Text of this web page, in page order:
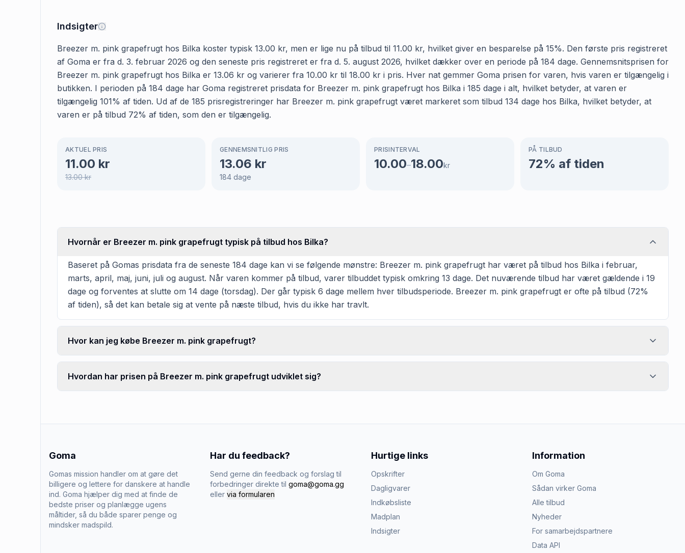
Indsigter
Breezer m. pink grapefrugt hos Bilka koster typisk 13.00 kr, men er lige nu på tilbud til 11.00 kr, hvilket giver en besparelse på 15%. Den første pris registreret
af Goma er fra d. 3. februar 2026 og den seneste pris registreret er fra d. 5. august 2026, hvilket dækker over en periode på 184 dage. Gennemsnitsprisen for
Breezer m. pink grapefrugt hos Bilka er 13.06 kr og varierer fra 10.00 kr til 18.00 kr i pris. Hver nat gemmer Goma prisen for varen, hvis varen er tilgængelig i
butikken. I perioden på 184 dage har Goma registreret prisdata for Breezer m. pink grapefrugt hos Bilka i 185 dage i alt, hvilket betyder, at varen er
tilgængelig 101% af tiden. Ud af de 185 prisregistreringer har Breezer m. pink grapefrugt været markeret som tilbud 134 dage hos Bilka, hvilket betyder, at
varen er på tilbud 72% af tiden, som den er tilgængelig.
AKTUEL PRIS
11.00 kr
13.00kr
GENNEMSNITLIG PRIS
13.06 kr
184 dage
PRISINTERVAL
10.00–18.00kr
PÅ TILBUD
72% af tiden
Hvornår er Breezer m. pink grapefrugt typisk på tilbud hos Bilka?
Baseret på Gomas prisdata fra de seneste 184 dage kan vi se følgende mønstre: Breezer m. pink grapefrugt har været på tilbud hos Bilka i februar,
marts, april, maj, juni, juli og august. Når varen kommer på tilbud, varer tilbuddet typisk omkring 13 dage. Det nuværende tilbud har været gældende i 19
dage og forventes at slutte om 14 dage (torsdag). Der går typisk 6 dage mellem hver tilbudsperiode. Breezer m. pink grapefrugt er ofte på tilbud (72%
af tiden), så det kan betale sig at vente på næste tilbud, hvis du ikke har travlt.
Hvor kan jeg købe Breezer m. pink grapefrugt?
Hvordan har prisen på Breezer m. pink grapefrugt udviklet sig?
Goma
Gomas mission handler om at gøre det
billigere og lettere for danskere at handle
ind. Goma hjælper dig med at finde de
bedste priser og planlægge ugens
måltider, så du både sparer penge og
mindsker madspild.
Har du feedback?
Send gerne din feedback og forslag til
forbedringer direkte til goma@goma.gg
eller via formularen
Hurtige links
Opskrifter
Dagligvarer
Indkøbsliste
Madplan
Indsigter
Information
Om Goma
Sådan virker Goma
Alle tilbud
Nyheder
For samarbejdspartnere
Data API